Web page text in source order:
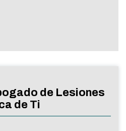
de Lesiones
de Ti